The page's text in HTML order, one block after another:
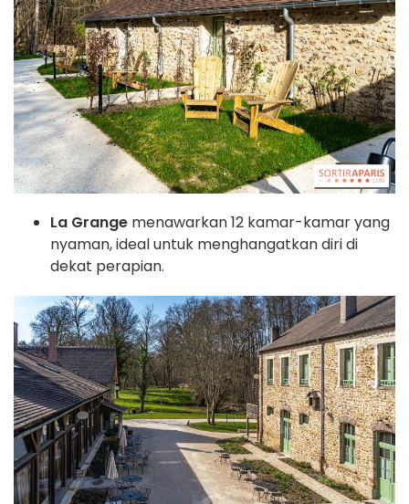
La Grange menawarkan 12 kamar-kamar yang
nyaman, ideal untuk menghangatkan diri di
dekat perapian.